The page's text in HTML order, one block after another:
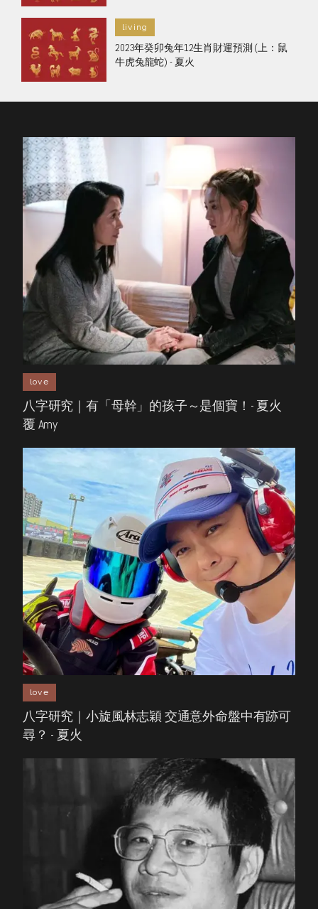
living
2023年癸卯兔年12生肖財運預測 (上：鼠
牛虎兔龍蛇) - 夏火
love
八字研究｜有「母幹」的孩子～是個寶！- 夏火
覆 Amy
love
八字研究｜小旋風林志穎 交通意外命盤中有跡可
尋？ - 夏火